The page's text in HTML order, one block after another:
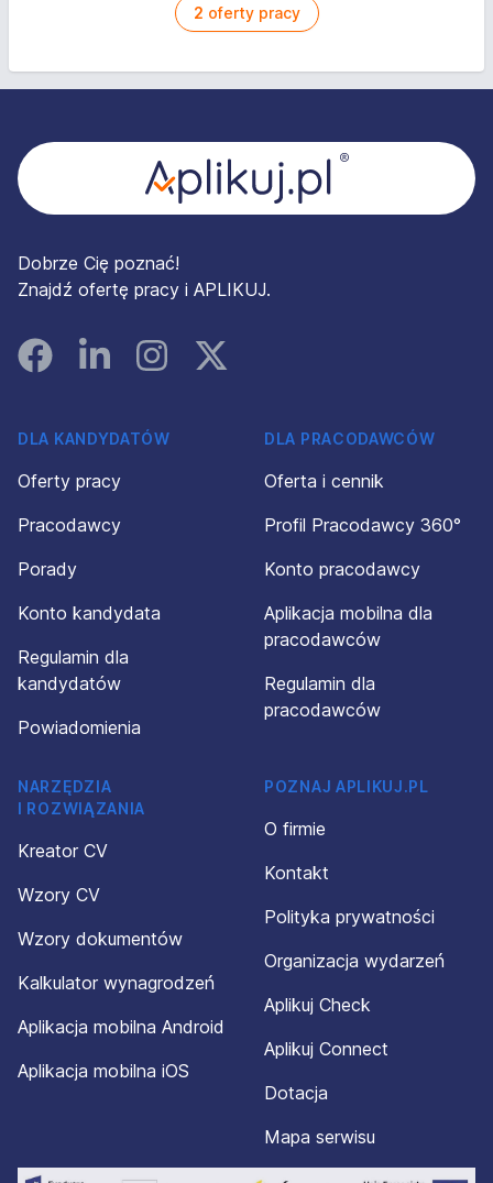
2 oferty pracy
Dobrze Cię poznać!
Znajdź ofertę pracy i APLIKUJ.
FacebookLinked InInstagramInstagram
DLA KANDYDATÓW
Oferty pracy
Pracodawcy
Porady
Konto kandydata
Regulamin dla
kandydatów
Powiadomienia
DLA PRACODAWCÓW
Oferta i cennik
Profil Pracodawcy 360°
Konto pracodawcy
Aplikacja mobilna dla
pracodawców
Regulamin dla
pracodawców
NARZĘDZIA
I ROZWIĄZANIA
Kreator CV
Wzory CV
Wzory dokumentów
Kalkulator wynagrodzeń
Aplikacja mobilna Android
Aplikacja mobilna iOS
POZNAJ APLIKUJ.PL
O firmie
Kontakt
Polityka prywatności
Organizacja wydarzeń
Aplikuj Check
Aplikuj Connect
Dotacja
Mapa serwisu